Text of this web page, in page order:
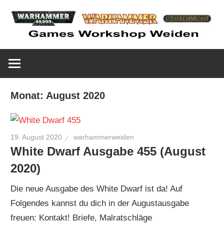
Inhalt
springen
Warhammer
Spiele
Shop
Games
in
Weiden
Monat: August 2020
19. August 2020 warhammerweiden
White Dwarf Ausgabe 455 (August
2020)
Die neue Ausgabe des White Dwarf ist da! Auf
Folgendes kannst du dich in der Augustausgabe
freuen: Kontakt! Briefe, Malratschläge